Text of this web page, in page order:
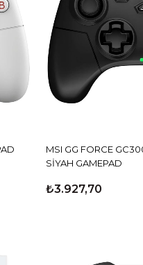
MSI GG FORCE
SİYAH GAMEPAD
₺3.927,70